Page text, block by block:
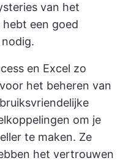
van het
een goed
en Excel zo
het beheren van
om je
te maken. Ze
het vertrouwen